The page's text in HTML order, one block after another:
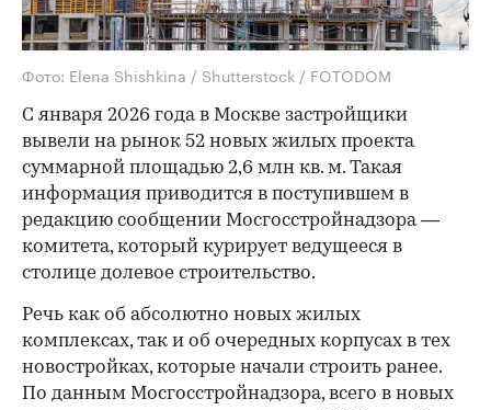
Фото: Elena Shishkina / Shutterstock / FOTODOM
С января 2026 года в Москве застройщики
вывели на рынок 52 новых жилых проекта
суммарной площадью 2,6 млн кв. м. Такая
информация приводится в поступившем в
редакцию сообщении Мосгосстройнадзора —
комитета, который курирует ведущееся в
столице долевое строительство.
Речь как об абсолютно новых жилых
комплексах, так и об очередных корпусах в тех
новостройках, которые начали строить ранее.
По данным Мосгосстройнадзора, всего в новых